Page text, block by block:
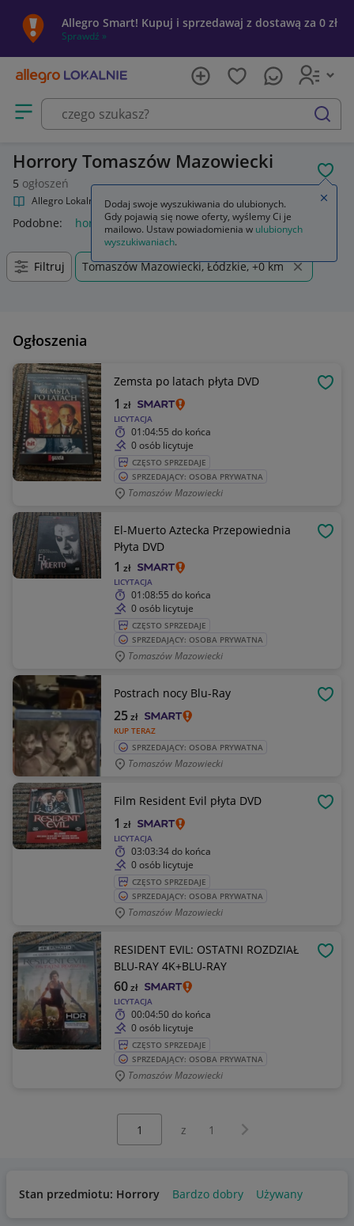
Allegro Smart! Kupuj i sprzedawaj z dostawą za 0 zł
Sprawdź »
Otwórz menu z kategoriami
szukaj
Horrory Tomaszów Mazowiecki
5 ogłoszeń
Allegro Lokalnie Kultura i rozrywka Filmy Horrory
Podobne: horrory horror horrory dvd horrory blu ray
Filtruj Tomaszów Mazowiecki, Łódzkie, +0 km
Ogłoszenia
Zemsta po latach płyta DVD
LICYTACJA
1 zł
01:04:55 do końca
0 osób licytuje
CZĘSTO SPRZEDAJE
SPRZEDAJĄCY: OSOBA PRYWATNA
Tomaszów Mazowiecki
El-Muerto Aztecka Przepowiednia
Płyta DVD
LICYTACJA
1 zł
01:08:55 do końca
0 osób licytuje
CZĘSTO SPRZEDAJE
SPRZEDAJĄCY: OSOBA PRYWATNA
Tomaszów Mazowiecki
Postrach nocy Blu-Ray
KUP TERAZ
25zł
SPRZEDAJĄCY: OSOBA PRYWATNA
Tomaszów Mazowiecki
Film Resident Evil płyta DVD
LICYTACJA
1 zł
03:03:34do końca
0 osób licytuje
CZĘSTO SPRZEDAJE
SPRZEDAJĄCY: OSOBA PRYWATNA
Tomaszów Mazowiecki
RESIDENT EVIL: OSTATNI ROZDZIAŁ
BLU-RAY 4K+BLU-RAY
LICYTACJA
60zł
00:04:50do końca
0 osób licytuje
CZĘSTO SPRZEDAJE
SPRZEDAJĄCY: OSOBA PRYWATNA
Tomaszów Mazowiecki
z 1 Następna strona
Stan przedmiotu: Horrory Bardzo dobry Używany
Dodaj swoje wyszukiwania do ulubionych.
Gdy pojawią się nowe oferty, wyślemy Ci je
mailowo. Ustaw powiadomienia w ulubionych
wyszukiwaniach.